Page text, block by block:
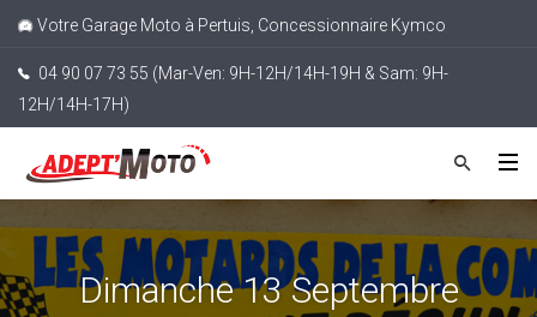
Votre Garage Moto à Pertuis, Concessionnaire Kymco
04 90 07 73 55 (Mar-Ven: 9H-12H/14H-19H & Sam: 9H-
12H/14H-17H)
Dimanche 13 Septembre